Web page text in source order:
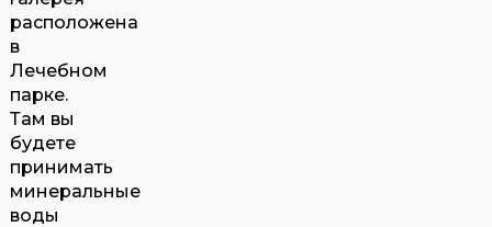
расположена
в
Лечебном
парке.
Там вы
будете
принимать
минеральные
воды